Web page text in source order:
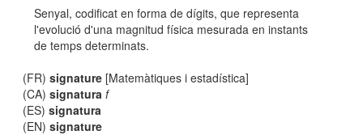
Senyal, codificat en forma de dígits, que representa
l'evolució d'una magnitud física mesurada en instants
de temps determinats.
(FR)signature [Matemàtiques i estadística]
(CA)signatura f
(ES)signatura
(EN)signature